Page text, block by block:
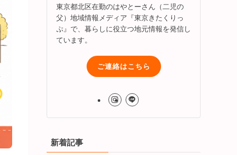
東京都北区在勤のはやとーさん（二児の
父）地域情報メディア『東京きたくりっ
ぷ』で、暮らしに役立つ地元情報を発信し
ています。
ご連絡はこちら
新着記事